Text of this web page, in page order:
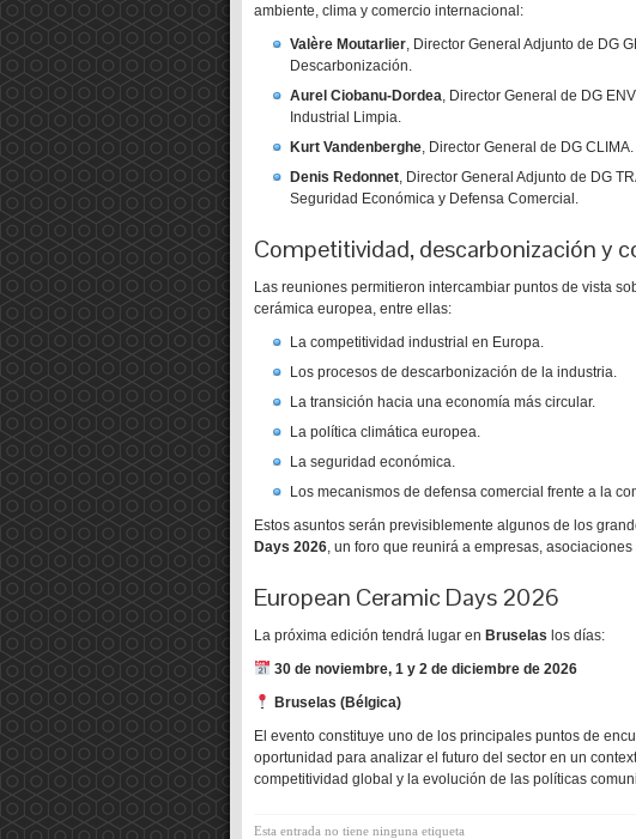
ambiente, clima y comercio internacional:
Valère Moutarlier , Director General Adjunto de DG
Descarbonización.
Aurel Ciobanu-Dordea , Director General de DG
Industrial Limpia.
Kurt Vandenberghe , Director General de DG CLIMA.
Denis Redonnet , Director General Adjunto de DG
Seguridad Económica y Defensa Comercial.
Competitividad, descarbonización y
Las reuniones permitieron intercambiar puntos de vista
cerámica europea, entre ellas:
La competitividad industrial en Europa.
Los procesos de descarbonización de la industria.
La transición hacia una economía más circular.
La política climática europea.
La seguridad económica.
Los mecanismos de defensa comercial frente a la
Estos asuntos serán previsiblemente algunos de los
Days 2026 , un foro que reunirá a empresas,
European Ceramic Days 2026
La próxima edición tendrá lugar en Bruselas los días:
30 de noviembre, 1 y 2 de diciembre de 2026
Bruselas (Bélgica)
El evento constituye uno de los principales puntos de
oportunidad para analizar el futuro del sector en un
competitividad global y la evolución de las políticas
Esta entrada no tiene ninguna etiqueta